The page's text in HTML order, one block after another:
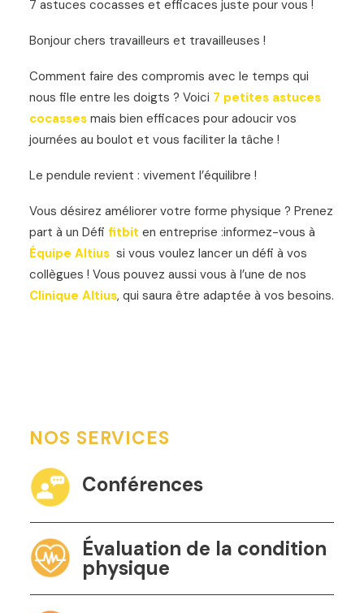
7 astuces cocasses et efficaces juste pour vous !
Bonjour chers travailleurs et travailleuses !
Comment faire des compromis avec le temps qui
nous file entre les doigts ? Voici 7 petites astuces
cocasses mais bien efficaces pour adoucir vos
journées au boulot et vous faciliter la tâche !
Le pendule revient : vivement l’équilibre !
Vous désirez améliorer votre forme physique ? Prenez
part à un Défi fitbit en entreprise :informez-vous à
Équipe Altius si vous voulez lancer un défi à vos
collègues ! Vous pouvez aussi vous à l’une de nos
Clinique Altius, qui saura être adaptée à vos besoins.
NOS SERVICES
Conférences
Évaluation de la condition
physique